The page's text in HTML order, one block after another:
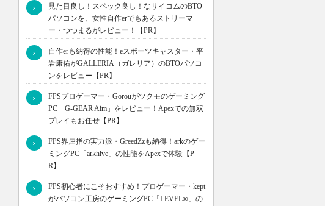
›
見た目良し！スペック良し！なサイコムのBTO
パソコンを、女性自作erでもあるストリーマ
ー・つつまるがレビュー！【PR】
›
自作erも納得の性能！eスポーツキャスター・平
岩康佑がGALLERIA（ガレリア）のBTOパソコ
ンをレビュー【PR】
›
FPSプロゲーマー・Gorouがツクモのゲーミング
PC「G-GEAR Aim」をレビュー！Apexでの無双
プレイもお任せ【PR】
›
FPS界屈指の実力派・GreedZzも納得！arkのゲー
ミングPC「arkhive」の性能をApexで体験【P
R】
›
FPS初心者にこそおすすめ！プロゲーマー・kept
がパソコン工房のゲーミングPC「LEVEL∞」の